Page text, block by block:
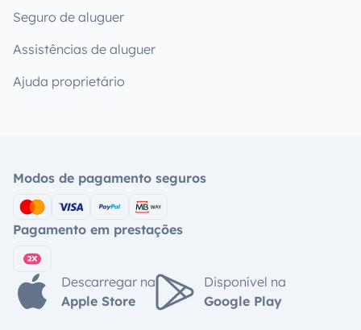
Seguro de aluguer
Assistências de aluguer
Ajuda proprietário
Modos de pagamento seguros
Pagamento em prestações
Descarregar na
Apple Store
Disponível na
Google Play